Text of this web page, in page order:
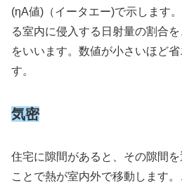
(ηA値)（イータエー)で示します
る室内に侵入する日射量の割合
をいいます。数値が小さいほど
す。
気密
住宅に隙間があると、その隙間
ことで熱が室内外で移動します